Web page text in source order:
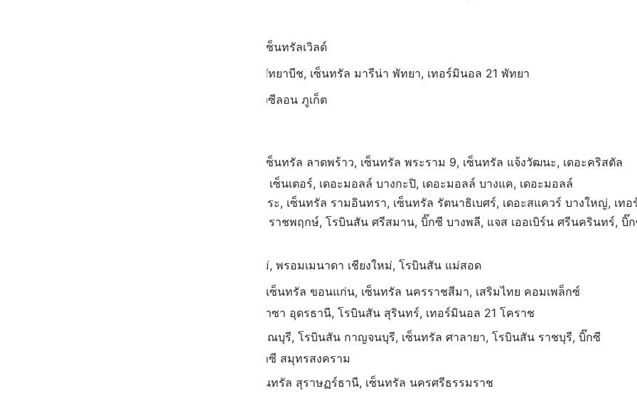
กรุงเทพฯ และปริมณฑล : เซ็นทรัลเวิลด์
ภาคตะวันออก : เซ็นทรัล พัทยาบีช, เซ็นทรัล มารีน่า พัทยา, เทอร์มินอล 21 พัทยา
ภาคใต้ : เซ็นทรัล ภูเก็ต, จังซีลอน ภูเก็ต
กรุงเทพฯ และปริมณฑล : เซ็นทรัล ลาดพร้าว, เซ็นทรัล พระราม 9, เซ็นทรัล แจ้งวัฒนะ, เดอะคริสตัล
เอกมัย-รามอินทรา, เอ็ม บี เค เซ็นเตอร์, เดอะมอลล์ บางกะปิ, เดอะมอลล์ บางแค, เดอะมอลล์
งามวงศ์วาน, เดอะมอลล์ ท่าพระ, เซ็นทรัล รามอินทรา, เซ็นทรัล รัตนาธิเบศร์, เดอะสแควร์ บางใหญ่, เทอ
มินอล 21 อโศก, เดอะคริสตัล ราชพฤกษ์, โรบินสัน ศรีสมาน, บิ๊กซี บางพลี, แจส เออเบิร์น ศรีนครินทร์, บิ๊
ภาคเหนือ : เมญ่า เชียงใหม่, พรอมเมนาดา เชียงใหม่, โรบินสัน แม่สอด
ภาคตะวันออกเฉียงเหนือ : เซ็นทรัล ขอนแก่น, เซ็นทรัล นครราชสีมา, เสริมไทย คอมเพล็กซ์
มหาสารคาม, แลนด์มาร์คพลาซา อุดรธานี, โรบินสัน สุรินทร์, เทอร์มินอล 21 โคราช
ภาคกลาง : โรบินสัน สุพรรณบุรี, โรบินสัน กาญจนบุรี, เซ็นทรัล ศาลายา, โรบินสัน ราชบุรี, บิ๊กซี
เพชรบุรี, เซ็นทรัล มหาชัย, บิ๊กซี สมุทรสงคราม
ภาคใต้ : โรบินสัน ตรัง, เซ็นทรัล สุราษฏร์ธานี, เซ็นทรัล นครศรีธรรมราช